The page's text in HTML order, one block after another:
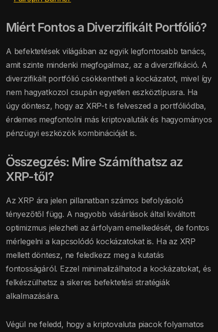
Miért Fontos a Diverzifikált Portfólió?
A befektetések világában az egyik legfontosabb tanács,
amit szinte mindenki megfogalmaz, az a diverzifikáció. A
diverzifikált portfólió csökkentheti a kockázatot, mivel így
nem hagyatkozol csupán egyetlen eszköztípusra. Ha
úgy döntesz, hogy az XRP-t is felveszed a portfóliódba,
érdemes megfontolni más kriptovaluták és hagyományos
pénzügyi eszközök kombinációját is.
Összegzés: Mire Számíthatsz az
XRP-től?
Az XRP ára jelen pillanatban számos befolyásoló
tényezőtől függ. A nagyobb vásárlások által kiváltott
optimizmus jelezheti az árfolyam emelkedését, de fontos
mérlegelni a kapcsolódó kockázatokat is. Ha az XRP
mellett döntesz, ne feledkezz meg a kutatás
fontosságáról. Ezzel minimalizálhatod a kockázatokat, és
felkészülhetsz a sikeres befektetési stratégiák
alkalmazására.
Végül ne feledd, hogy a kriptovaluta piacok folyamatos